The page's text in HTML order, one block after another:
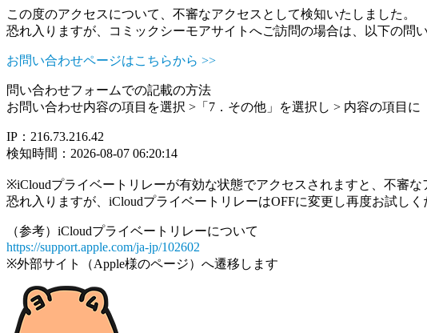
この度のアクセスについて、不審なアクセスとして検知いたしました。
恐れ入りますが、コミックシーモアサイトへご訪問の場合は、以下の問
お問い合わせページはこちらから >>
問い合わせフォームでの記載の方法
お問い合わせ内容の項目を選択 >「7．その他」を選択し > 内容の項目
IP：216.73.216.42
検知時間：2026-08-07 06:20:14
※iCloudプライベートリレーが有効な状態でアクセスされますと、不審な
恐れ入りますが、iCloudプライベートリレーはOFFに変更し再度お試しく
（参考）iCloudプライベートリレーについて
https://support.apple.com/ja-jp/102602
※外部サイト（Apple様のページ）へ遷移します